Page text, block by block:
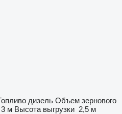
дизель Объем зернового
3 м Высота выгрузки 2,5 м